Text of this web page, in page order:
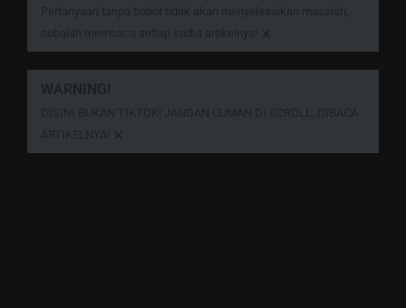
Pertanyaan tanpa bobot tidak akan menyelesaikan masalah,
cobalah membaca setiap sudut artikelnya!
×
WARNING!
DISINI BUKAN TIKTOK! JANGAN CUMAN DI SCROLL, DIBACA
ARTIKELNYA!
×